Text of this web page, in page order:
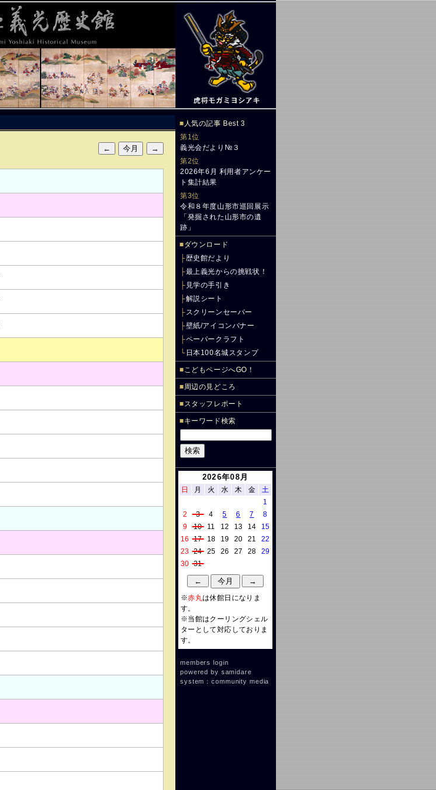
■ 人気の記事 Best 3
第1位
義光会だより№３
第2位
2026年6月 利用者アンケー
ト集計結果
第3位
令和８年度山形市巡回展示
「発掘された山形市の遺
跡」
■ダウンロード
├歴史館だより
├最上義光からの挑戦状！
├ 見学の手引き
├解説シート
├スクリーンセーバー
├壁紙/アイコンバナー
├ペーパークラフト
└ 日本100名城スタンプ
■こどもページへGO！
■周辺の見どころ
■スタッフレポート
■キーワード検索
2026年08月
日 月 火 水 木 金
土
1
2
3 4 5 6 7
8
9
10 11 12 13 14
15
16
17 18 19 20 21
22
23 24 25 26 27 28
29
30 31
※赤丸は休館日になりま
す。
※当館はクーリングシェル
ターとして対応しておりま
す。
members login
powered by samidare
system：community media